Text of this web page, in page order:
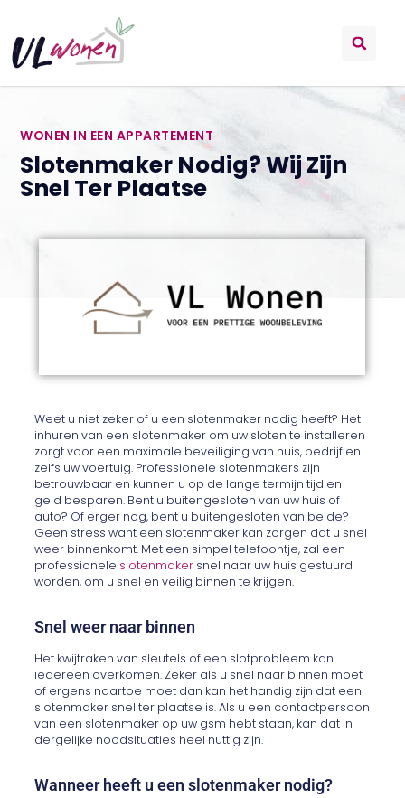
WONEN IN EEN APPARTEMENT
Slotenmaker Nodig? Wij Zijn
Snel Ter Plaatse
Weet u niet zeker of u een slotenmaker nodig heeft? Het
inhuren van een slotenmaker om uw sloten te installeren
zorgt voor een maximale beveiliging van huis, bedrijf en
zelfs uw voertuig. Professionele slotenmakers zijn
betrouwbaar en kunnen u op de lange termijn tijd en
geld besparen. Bent u buitengesloten van uw huis of
auto? Of erger nog, bent u buitengesloten van beide?
Geen stress want een slotenmaker kan zorgen dat u snel
weer binnenkomt. Met een simpel telefoontje, zal een
professionele slotenmaker snel naar uw huis gestuurd
worden, om u snel en veilig binnen te krijgen.
Snel weer naar binnen
Het kwijtraken van sleutels of een slotprobleem kan
iedereen overkomen. Zeker als u snel naar binnen moet
of ergens naartoe moet dan kan het handig zijn dat een
slotenmaker snel ter plaatse is. Als u een contactpersoon
van een slotenmaker op uw gsm hebt staan, kan dat in
dergelijke noodsituaties heel nuttig zijn.
Wanneer heeft u een slotenmaker nodig?